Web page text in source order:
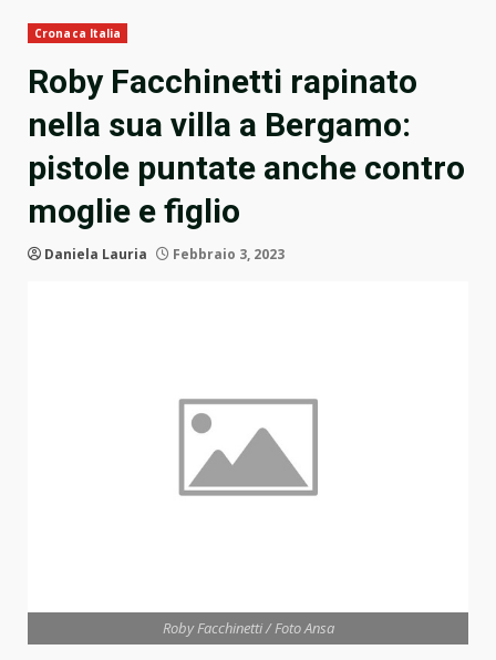
Cronaca Italia
Roby Facchinetti rapinato
nella sua villa a Bergamo:
pistole puntate anche contro
moglie e figlio
Daniela Lauria Febbraio 3, 2023
Roby Facchinetti / Foto Ansa